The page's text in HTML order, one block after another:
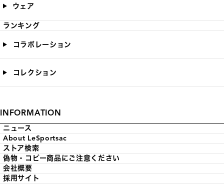
ウェア
ランキング
コラボレーション
コレクション
INFORMATION
ニュース
About LeSportsac
ストア検索
偽物・コピー商品にご注意ください
会社概要
採用サイト